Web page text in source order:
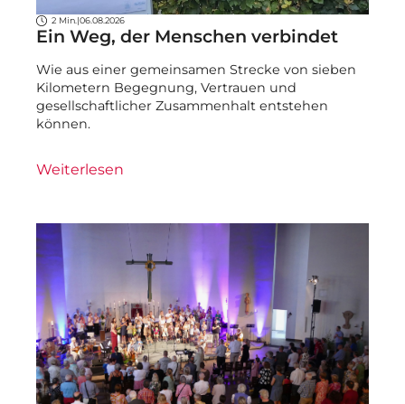
2 Min.| 06.08.2026
Ein Weg, der Menschen verbindet
Wie aus einer gemeinsamen Strecke von sieben
Kilometern Begegnung, Vertrauen und
gesellschaftlicher Zusammenhalt entstehen
können.
Weiterlesen